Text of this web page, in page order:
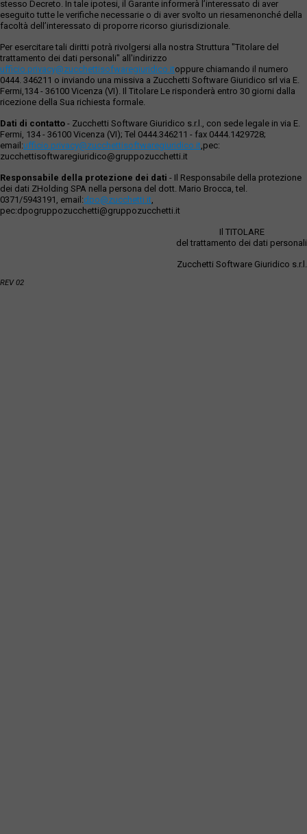
stesso Decreto. In tale ipotesi, il Garante informerà l’interessato di aver
eseguito tutte le verifiche necessarie o di aver svolto un riesamenonché della
facoltà dell’interessato di proporre ricorso giurisdizionale.
Per esercitare tali diritti potrà rivolgersi alla nostra Struttura "Titolare del
trattamento dei dati personali" all'indirizzo
ufficio.privacy@zucchettisofwaregiuridico.itoppure chiamando il numero
0444. 346211 o inviando una missiva a Zucchetti Software Giuridico srl via E.
Fermi,134 - 36100 Vicenza (VI). Il Titolare Le risponderà entro 30 giorni dalla
ricezione della Sua richiesta formale.
Dati di contatto - Zucchetti Software Giuridico s.r.l., con sede legale in via E.
Fermi, 134 - 36100 Vicenza (VI); Tel 0444.346211 - fax 0444.1429728;
email:ufficio.privacy@zucchettisoftwaregiuridico.it,pec:
zucchettisoftwaregiuridico@gruppozucchetti.it
Responsabile della protezione dei dati - Il Responsabile della protezione
dei dati ZHolding SPA nella persona del dott. Mario Brocca, tel.
0371/5943191, email:dpo@zucchetti.it,
pec:dpogruppozucchetti@gruppozucchetti.it
Il TITOLARE
del trattamento dei dati personali
Zucchetti Software Giuridico s.r.l.
REV 02